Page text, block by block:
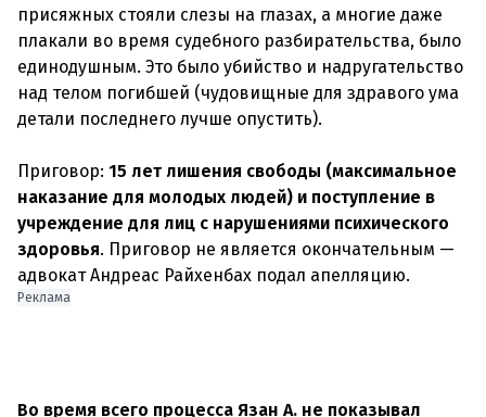
присяжных стояли слезы на глазах, а многие даже
плакали во время судебного разбирательства, было
единодушным. Это было убийство и надругательство
над телом погибшей (чудовищные для здравого ума
детали последнего лучше опустить).
Приговор: 15 лет лишения свободы (максимальное
наказание для молодых людей) и поступление в
учреждение для лиц с нарушениями психического
здоровья. Приговор не является окончательным —
Реклама
Во время всего процесса Язан А. не показывал